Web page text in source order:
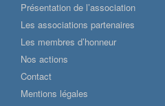
Présentation de l’association
Les associations partenaires
Les membres d’honneur
Nos actions
Contact
Mentions légales